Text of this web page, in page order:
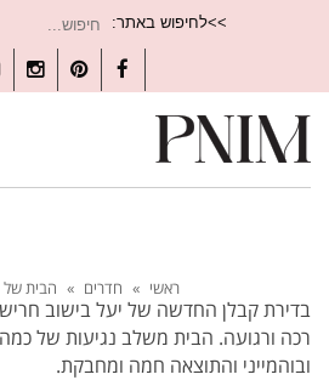
>>לחיפוש באתר:
Facebook
Pinterest
ראשי » חדרים » הבית של
בדירת קבלן החדשה של יעל בישוב
רכה ורגועה. הבית משלב נגיעות של כמה
ובוהמייני והתוצאה חמה ומחבקת.